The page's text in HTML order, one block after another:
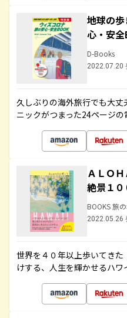
地球の
心・安
D-Books
2022.07.20
久しぶりの海外旅行でも大
ニックがつまった24ページの
ＡＬＯ
絶景１０
BOOKS 旅
2022.05.26
世界を４０年以上歩いてき
けする、人生を輝かせるハ